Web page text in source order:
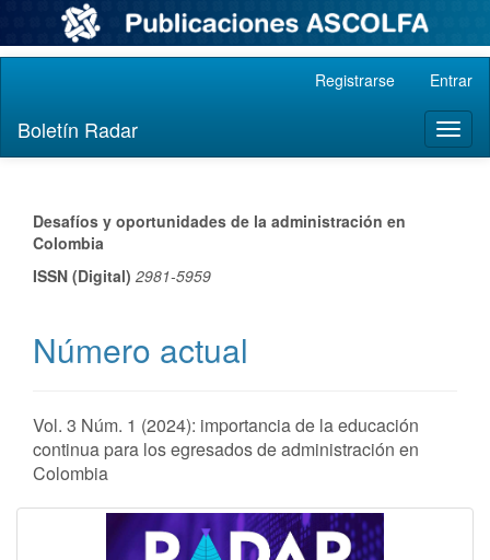
principal
Barra
Registrarse Entrar
Boletín Radar
Desafíos y oportunidades de la administración en
Colombia
ISSN (Digital) 2981-5959
Número actual
Vol. 3 Núm. 1 (2024): importancia de la educación
continua para los egresados de administración en
Colombia